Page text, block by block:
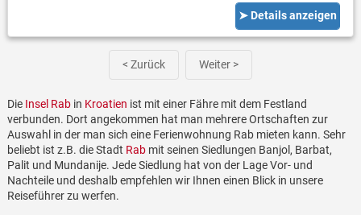
➤ Details anzeigen
< Zurück Weiter >
Die Insel Rabin Kroatien ist mit einer Fähre mit dem Festland
verbunden. Dort angekommen hat man mehrere Ortschaften zur
Auswahl in der man sich eine Ferienwohnung Rab mieten kann. Sehr
beliebt ist z.B. die Stadt Rabmit seinen Siedlungen Banjol, Barbat,
Palit und Mundanije. Jede Siedlung hat von der Lage Vor- und
Nachteile und deshalb empfehlen wir Ihnen einen Blick in unsere
Reiseführer zu werfen.